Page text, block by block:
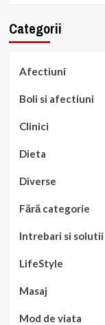
Categorii
Afectiuni
Boli si afectiuni
Clinici
Dieta
Diverse
Fără categorie
Intrebari si solutii
LifeStyle
Masaj
Mod de viata